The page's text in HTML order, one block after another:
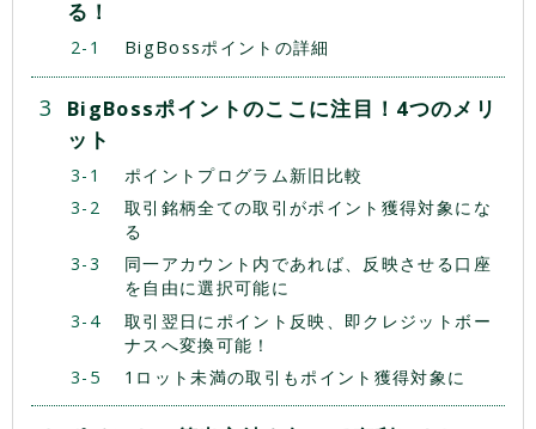
る！
BigBossポイントの詳細
BigBossポイントのここに注目！4つのメリ
ット
ポイントプログラム新旧比較
取引銘柄全ての取引がポイント獲得対象にな
る
同一アカウント内であれば、反映させる口座
を自由に選択可能に
取引翌日にポイント反映、即クレジットボー
ナスへ変換可能！
1ロット未満の取引もポイント獲得対象に